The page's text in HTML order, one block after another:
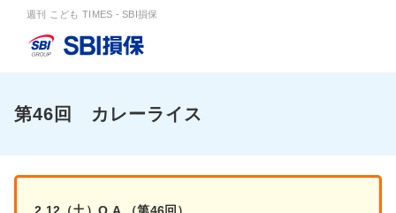
週刊 こども TIMES - SBI損保
第46回 カレーライス